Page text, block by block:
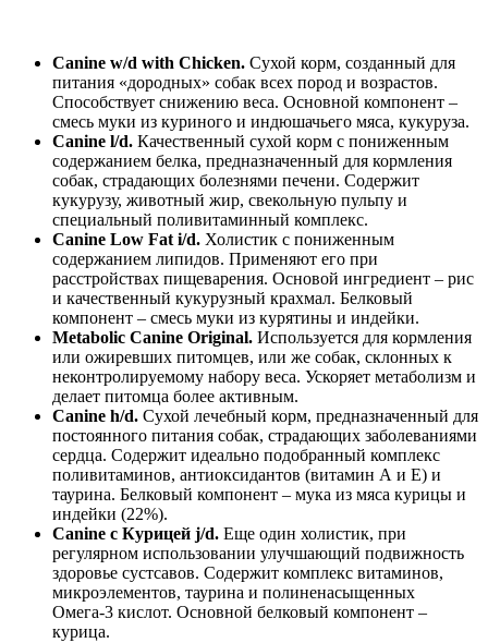
Canine w/d with Chicken. Сухой корм, созданный для
питания «дородных» собак всех пород и возрастов.
Способствует снижению веса. Основной компонент –
смесь муки из куриного и индюшачьего мяса, кукуруза.
Canine l/d. Качественный сухой корм с пониженным
содержанием белка, предназначенный для кормления
собак, страдающих болезнями печени. Содержит
кукурузу, животный жир, свекольную пульпу и
специальный поливитаминный комплекс.
Canine Low Fat i/d. Холистик с пониженным
содержанием липидов. Применяют его при
расстройствах пищеварения. Основой ингредиент – рис
и качественный кукурузный крахмал. Белковый
компонент – смесь муки из курятины и индейки.
Metabolic Canine Original. Используется для кормления
или ожиревших питомцев, или же собак, склонных к
неконтролируемому набору веса. Ускоряет метаболизм и
делает питомца более активным.
Canine h/d. Сухой лечебный корм, предназначенный для
постоянного питания собак, страдающих заболеваниями
сердца. Содержит идеально подобранный комплекс
поливитаминов, антиоксидантов (витамин А и Е) и
таурина. Белковый компонент – мука из мяса курицы и
индейки (22%).
Canine с Курицей j/d. Еще один холистик, при
регулярном использовании улучшающий подвижность
здоровье сустсавов. Содержит комплекс витаминов,
микроэлементов, таурина и полиненасыщенных
Омега-3 кислот. Основной белковый компонент –
курица.